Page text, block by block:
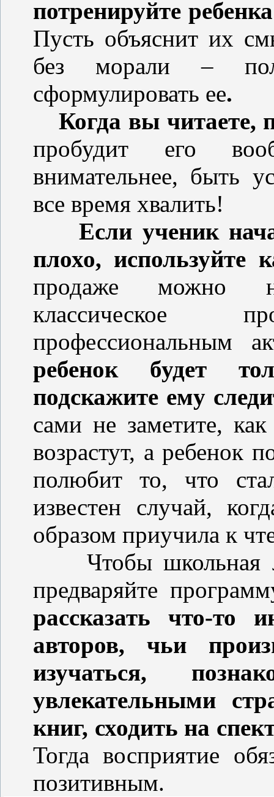
потренируйте
Пусть объяснит их
без морали –
сформулировать ее.
Когда вы читаете,
пробудит его
внимательнее, быть
все время хвалить!
Если ученик
плохо, используйте
продаже можно
классическое
профессиональным
ребенок будет
подскажите ему
сами не заметите,
возрастут, а ребенок
полюбит то, что
известен случай,
образом приучила к
Чтобы школьная
предваряйте
рассказать что-то
авторов, чьи
изучаться,
увлекательными
книг, сходить на
Тогда восприятие
позитивным.